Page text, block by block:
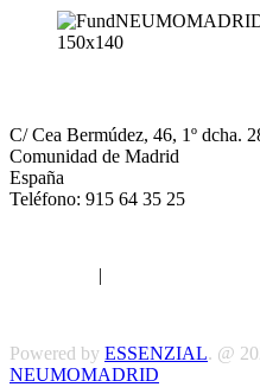
C/ Cea Bermúdez, 46, 1º dcha.
Comunidad de Madrid
España
Teléfono: 915 64 35 25
|
Powered by ESSENZIAL. @
NEUMOMADRID